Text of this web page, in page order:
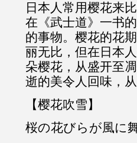
日本人常用樱花来
在《武士道》一书
的事物。樱花的花
丽无比，但在日本
朵樱花，从盛开至
逝的美令人回味，
【樱花吹雪】
桜の花びらが風に